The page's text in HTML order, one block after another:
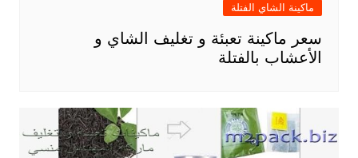
ماكينة الشاي الفتلة
سعر ماكينة تعبئة و تغليف الشاي و
الأعشاب بالفتلة